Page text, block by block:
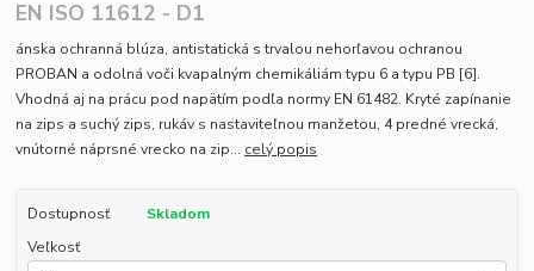
EN ISO 11612 - D1
ánska ochranná blúza, antistatická s trvalou nehorľavou ochranou
PROBAN a odolná voči kvapalným chemikáliám typu 6 a typu PB [6].
Vhodná aj na prácu pod napätím podľa normy EN 61482. Kryté zapínanie
na zips a suchý zips, rukáv s nastaviteľnou manžetou, 4 predné vrecká,
vnútorné náprsné vrecko na zip... celý popis
Dostupnosť
Skladom
Veľkosť